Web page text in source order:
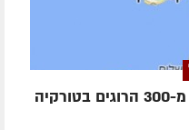
ברעידת אדמה עוצמתית: יותר מ-300 הרוגים בטורקיה